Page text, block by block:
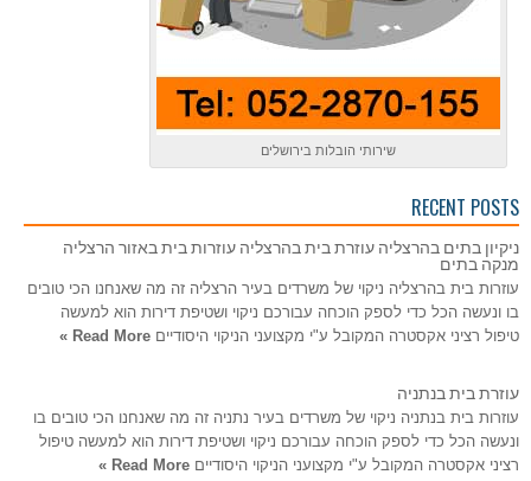
שירותי הובלות בירושלים
RECENT POSTS
ניקיון בתים בהרצליה עוזרת בית בהרצליה עוזרות בית באזור הרצליה
מנקה בתים
עוזרות בית בהרצליה ניקוי של משרדים בעיר הרצליה זה מה שאנחנו הכי טובים
בו ונעשה הכל כדי לספק הוכחה עבורכם ניקוי ושטיפת דירות הוא למעשה
טיפול רציני אקסטרה המקובל ע"י מקצועני הניקוי היסודיים Read More »
עוזרת בית בנתניה
עוזרות בית בנתניה ניקוי של משרדים בעיר נתניה זה מה שאנחנו הכי טובים בו
ונעשה הכל כדי לספק הוכחה עבורכם ניקוי ושטיפת דירות הוא למעשה טיפול
רציני אקסטרה המקובל ע"י מקצועני הניקוי היסודיים Read More »